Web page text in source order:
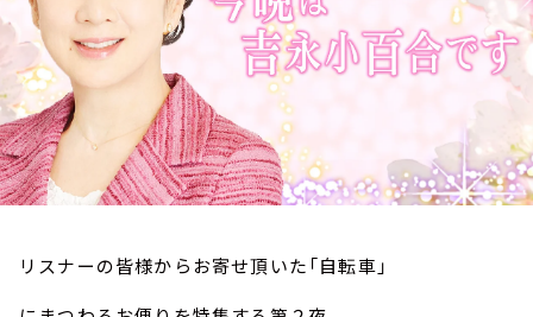
リスナーの皆様からお寄せ頂いた「自転車」